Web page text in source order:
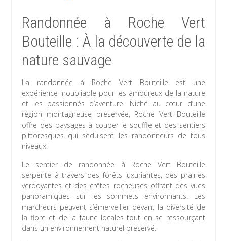
Randonnée à Roche Vert
Bouteille : À la découverte de la
nature sauvage
La randonnée à Roche Vert Bouteille est une
expérience inoubliable pour les amoureux de la nature
et les passionnés d’aventure. Niché au cœur d’une
région montagneuse préservée, Roche Vert Bouteille
offre des paysages à couper le souffle et des sentiers
pittoresques qui séduisent les randonneurs de tous
niveaux.
Le sentier de randonnée à Roche Vert Bouteille
serpente à travers des forêts luxuriantes, des prairies
verdoyantes et des crêtes rocheuses offrant des vues
panoramiques sur les sommets environnants. Les
marcheurs peuvent s’émerveiller devant la diversité de
la flore et de la faune locales tout en se ressourçant
dans un environnement naturel préservé.